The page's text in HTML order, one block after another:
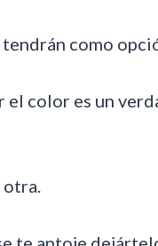
tendrán como
el color es un
otra.